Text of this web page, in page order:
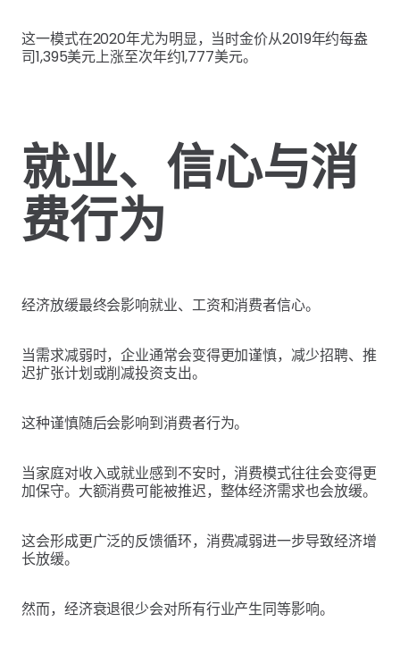
这一模式在2020年尤为明显，当时金价从2019年约每盎
司1,395美元上涨至次年约1,777美元。
就业、信心与消
费行为
经济放缓最终会影响就业、工资和消费者信心。
当需求减弱时，企业通常会变得更加谨慎，减少招聘、推
迟扩张计划或削减投资支出。
这种谨慎随后会影响到消费者行为。
当家庭对收入或就业感到不安时，消费模式往往会变得更
加保守。大额消费可能被推迟，整体经济需求也会放缓。
这会形成更广泛的反馈循环，消费减弱进一步导致经济增
长放缓。
然而，经济衰退很少会对所有行业产生同等影响。